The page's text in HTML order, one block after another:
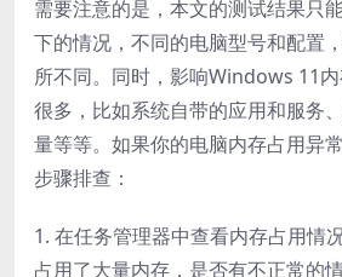
需要注意的是，本文的测试结果只
下的情况，不同的电脑型号和配置
所不同。同时，影响Windows 11
很多，比如系统自带的应用和服务
量等等。如果你的电脑内存占用异
步骤排查：
1. 在任务管理器中查看内存占用情
占用了大量内存，是否有不正常的情